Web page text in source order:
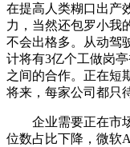
在提高人类糊口出产
力，当然还包罗小我
不会出格多。从动驾
计将有3亿个工做岗
之间的合作。正在短
将来，每家公司都只
企业需要正在市场
位数占比下降，微软